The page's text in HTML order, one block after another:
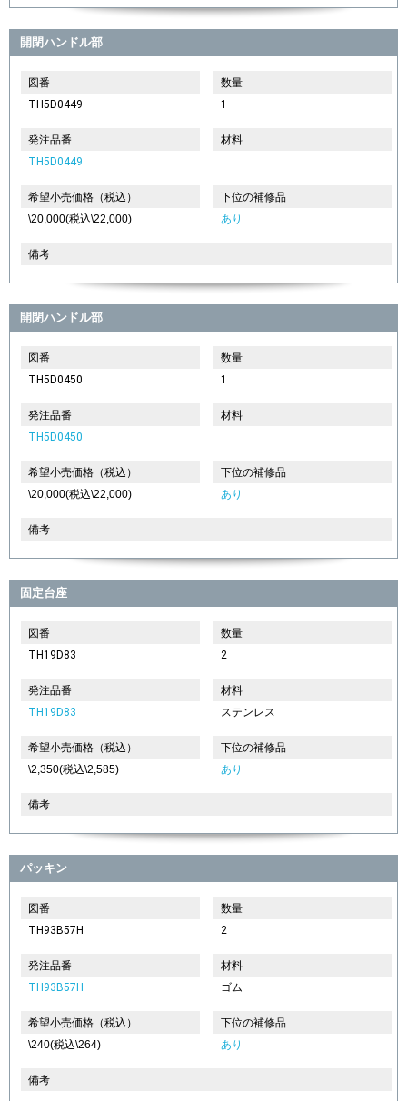
開閉ハンドル部
図番
TH5D0449
数量
1
発注品番
TH5D0449
材料
希望小売価格（税込）
\20,000(税込\22,000)
下位の補修品
あり
備考
開閉ハンドル部
図番
TH5D0450
数量
1
発注品番
TH5D0450
材料
希望小売価格（税込）
\20,000(税込\22,000)
下位の補修品
あり
備考
固定台座
図番
TH19D83
数量
2
発注品番
TH19D83
材料
ステンレス
希望小売価格（税込）
\2,350(税込\2,585)
下位の補修品
あり
備考
パッキン
図番
TH93B57H
数量
2
発注品番
TH93B57H
材料
ゴム
希望小売価格（税込）
\240(税込\264)
下位の補修品
あり
備考